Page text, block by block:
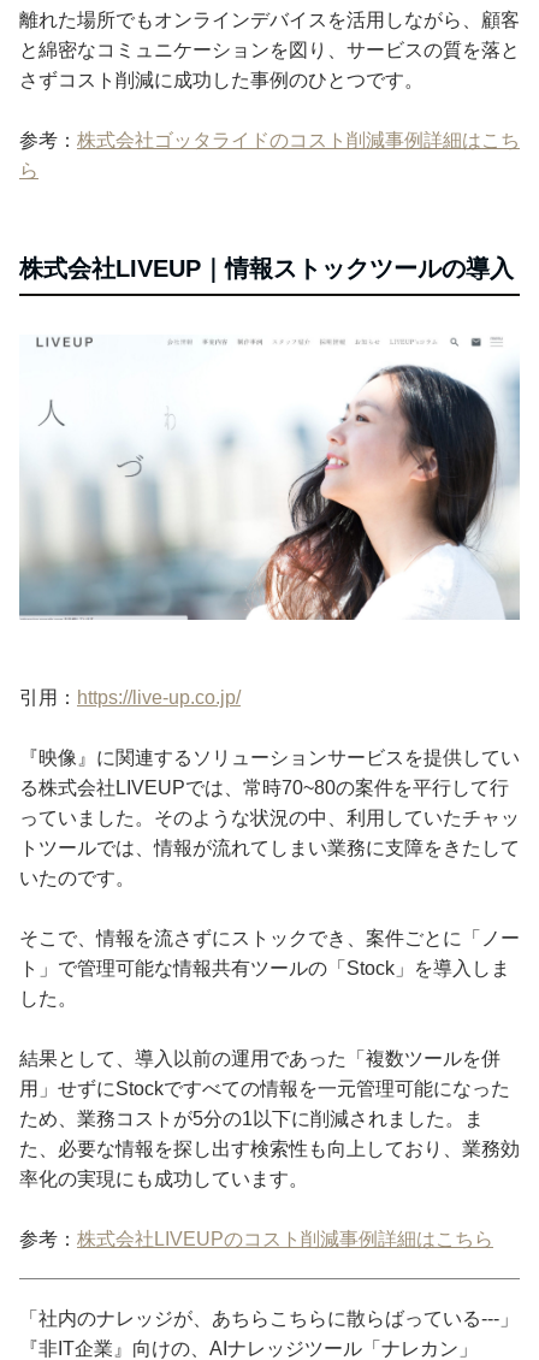
離れた場所でもオンラインデバイスを活用しながら、顧客
と綿密なコミュニケーションを図り、サービスの質を落と
さずコスト削減に成功した事例のひとつです。
参考： 株式会社ゴッタライドのコスト削減事例詳細はこち
ら
株式会社LIVEUP｜情報ストックツールの導入
引用： https://live-up.co.jp/
『映像』に関連するソリューションサービスを提供してい
る株式会社LIVEUPでは、常時70~80の案件を平行して行
っていました。そのような状況の中、利用していたチャッ
トツールでは、情報が流れてしまい業務に支障をきたして
いたのです。
そこで、情報を流さずにストックでき、案件ごとに「ノー
ト」で管理可能な情報共有ツールの「Stock」を導入しま
した。
結果として、導入以前の運用であった「複数ツールを併
用」せずにStockですべての情報を一元管理可能になった
ため、業務コストが5分の1以下に削減されました。ま
た、必要な情報を探し出す検索性も向上しており、業務効
率化の実現にも成功しています。
参考： 株式会社LIVEUPのコスト削減事例詳細はこちら
「社内のナレッジが、あちらこちらに散らばっている---」
『非IT企業』向けの、AIナレッジツール「ナレカン」